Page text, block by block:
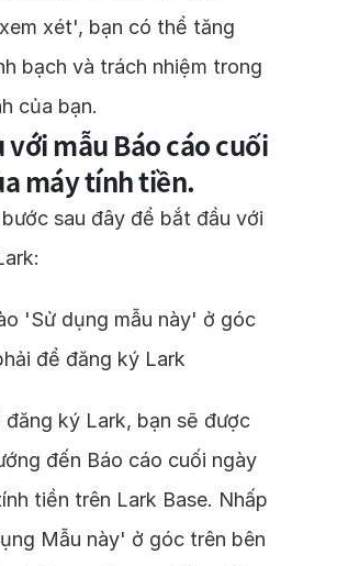
xét', bạn có thể tăng
bạch và trách nhiệm trong
của bạn.
với mẫu Báo cáo cuối
máy tính tiền.
sau đây để bắt đầu với
'Sử dụng mẫu này' ở góc
để đăng ký Lark
đăng ký Lark, bạn sẽ được
đến Báo cáo cuối ngày
tiền trên Lark Base. Nhấp
Mẫu này' ở góc trên bên